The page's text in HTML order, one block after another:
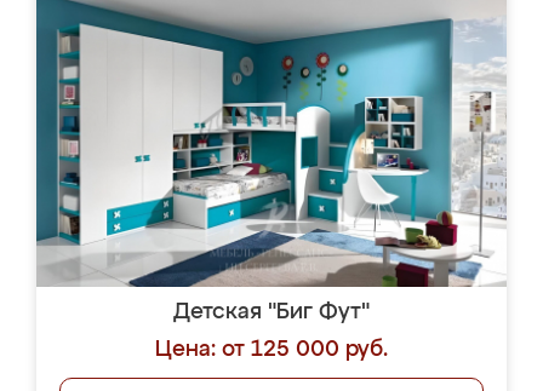
Детская "Биг Фут"
Цена: от 125 000 руб.